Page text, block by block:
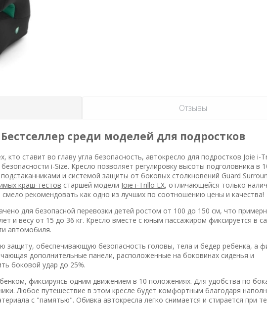
Отзывы
среди моделей для подростков
кто ставит во главу угла безопасность, автокресло для подростков Joie i-
i-Size. Кресло позволяет регулировку высоты подголовника в
и системой защиты от боковых столкновений Guard
краш-тестов старшей модели Joie i-Trillo LX, отличающейся только
рекомендовать как одно из лучших по соотношению цены и качества!
для безопасной перевозки детей ростом от 100 до 150 см, что
и весу от 15 до 36 кг. Кресло вместе с юным пассажиром фиксируется в
автомобиля.
защиту, обеспечивающую безопасность головы, тела и бедер ребенка, а
дополнительные панели, расположенные на боковинах сиденья и
боковой удар до 25%.
фиксируясь одним движением в 10 положениях. Для удобства по
Любое путешествие в этом кресле будет комфортным благодаря
с "памятью". Обивка автокресла легко снимается и стирается при